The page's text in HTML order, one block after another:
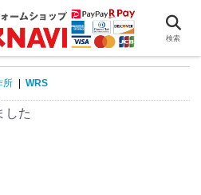
所 WRS
した
検索